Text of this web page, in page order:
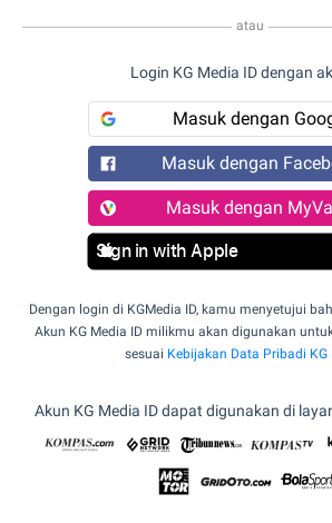
atau
Login KG Media ID dengan
Masuk dengan
Masuk dengan
Masuk dengan
Sign in with Apple
Dengan login di KGMedia ID, kamu menyetujui
Akun KG Media ID milikmu akan digunakan
sesuai Kebijakan Data Pribadi KG
Akun KG Media ID dapat digunakan di